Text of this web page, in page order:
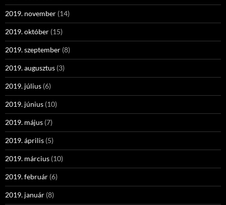
2019. november (14)
2019. október (15)
2019. szeptember (8)
2019. augusztus (3)
2019. július (6)
2019. június (10)
2019. május (7)
2019. április (5)
2019. március (10)
2019. február (6)
2019. január (8)